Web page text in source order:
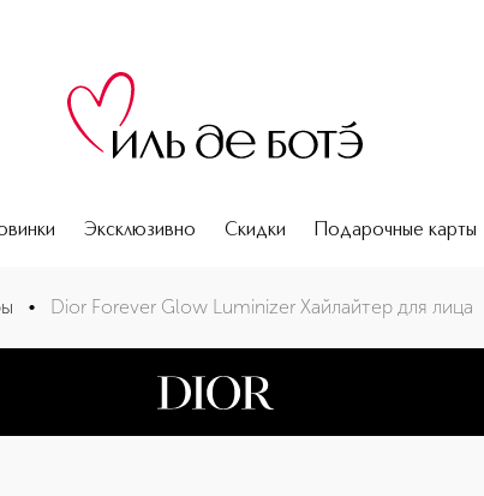
Эксклюзивно Скидки Подарочные карты
• Dior Forever Glow Luminizer Хайлайтер для лица